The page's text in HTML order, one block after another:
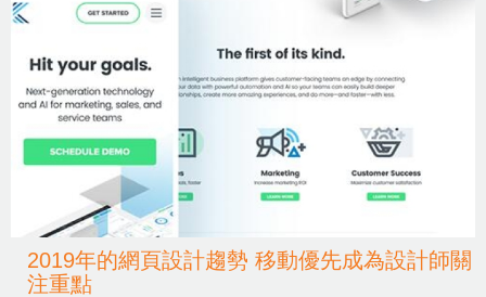
2019年的網頁設計趨勢 移動優先成為設計師關
注重點